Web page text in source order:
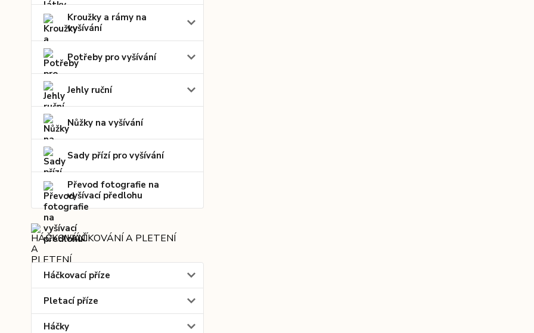
Kroužky a rámy na
vyšívání
Potřeby pro vyšívání
Jehly ruční
Nůžky na vyšívání
Sady přízí pro vyšívání
Převod fotografie na
vyšívací předlohu
HÁČKOVÁNÍ A PLETENÍ
Háčkovací příze
Pletací příze
Háčky